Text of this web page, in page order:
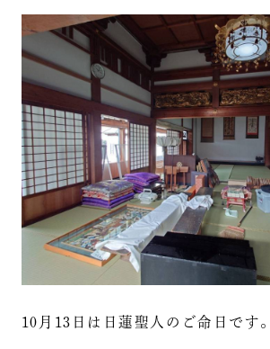
10月13日は日蓮聖人のご命日です。